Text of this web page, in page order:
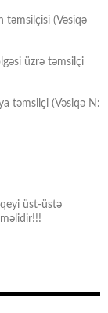
təmsilçisi (Vəsiqə
üzrə təmsilçi
təmsilçi (Vəsiqə N:
üst-üstə